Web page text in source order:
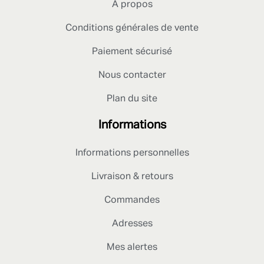
A propos
Conditions générales de vente
Paiement sécurisé
Nous contacter
Plan du site
Informations
Informations personnelles
Livraison & retours
Commandes
Adresses
Mes alertes